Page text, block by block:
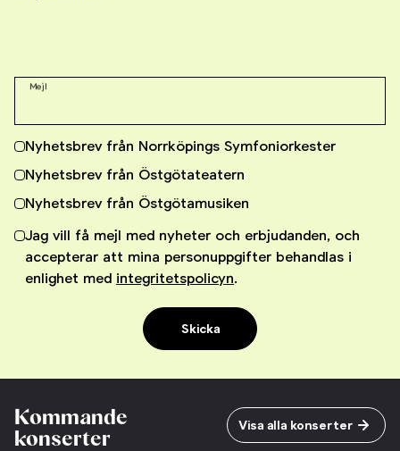
Mejl
Nyhetsbrev från Norrköpings Symfoniorkester
Nyhetsbrev från Östgötateatern
Nyhetsbrev från Östgötamusiken
Jag vill få mejl med nyheter och erbjudanden, och
accepterar att mina personuppgifter behandlas i
enlighet med integritetspolicyn.
Skicka
Kommande
konserter
Visa alla konserter